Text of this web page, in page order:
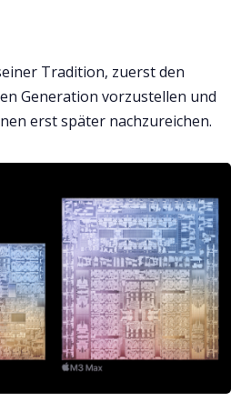
Tradition, zuerst den
Generation vorzustellen und
erst später nachzureichen.